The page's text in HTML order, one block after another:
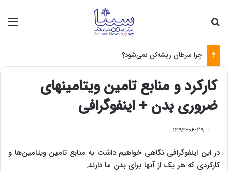
چرا سرطان ریشه‌کن نمی‌شود؟
کارکرد و منابع تامین ویتامینهای
ضروری بدن + اینفوگرافی
۱۳۹۳-۰۶-۲۹
در این اینفوگرافی نگاهی خواهیم داشت به منابع تامین ویتامین‌ها و
کارکردی که هر یک از آنها برای بدن ما دارند.